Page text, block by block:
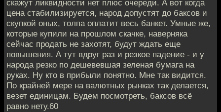
скажут ликвидности нет плюс очереди. А вот когда
цена стабилизируется, народ допустят до баксов и
скупкой оных, толпа оплатит весь банкет. Умные же,
которые купили на прошлом скачке, наверняка
сейчас продать не захотят, будут ждать еще
повышения. А тут вдруг раз и резкое падение - и у
народа резко по дешевевшая зеленая бумага на
руках. Ну кто в прибыли понятно. Мне так видится.
По крайней мере на валютных рынках так делается,
везет единицам. Будем посмотреть, баксов всё
равно нету.60